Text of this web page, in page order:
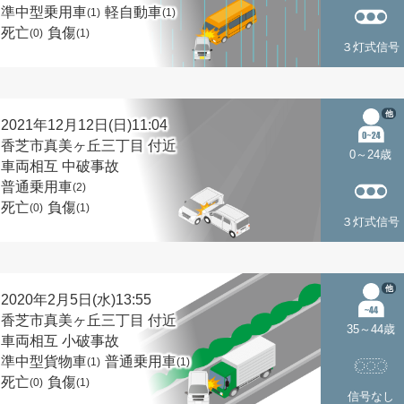
準中型乗用車(1) 軽自動車(1)
死亡(0) 負傷(1)
３灯式信号
2021年12月12日(日)11:04
香芝市真美ヶ丘三丁目 付近
車両相互 中破事故
普通乗用車(2)
死亡(0) 負傷(1)
0～24歳
他
３灯式信号
2020年2月5日(水)13:55
香芝市真美ヶ丘三丁目 付近
車両相互 小破事故
準中型貨物車(1) 普通乗用車(1)
死亡(0) 負傷(1)
35～44歳
他
信号なし